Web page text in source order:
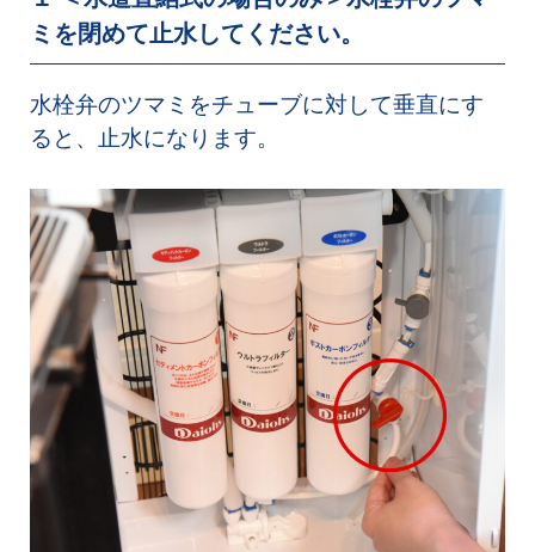
ミを閉めて止水してください。
水栓弁のツマミをチューブに対して垂直にす
ると、止水になります。